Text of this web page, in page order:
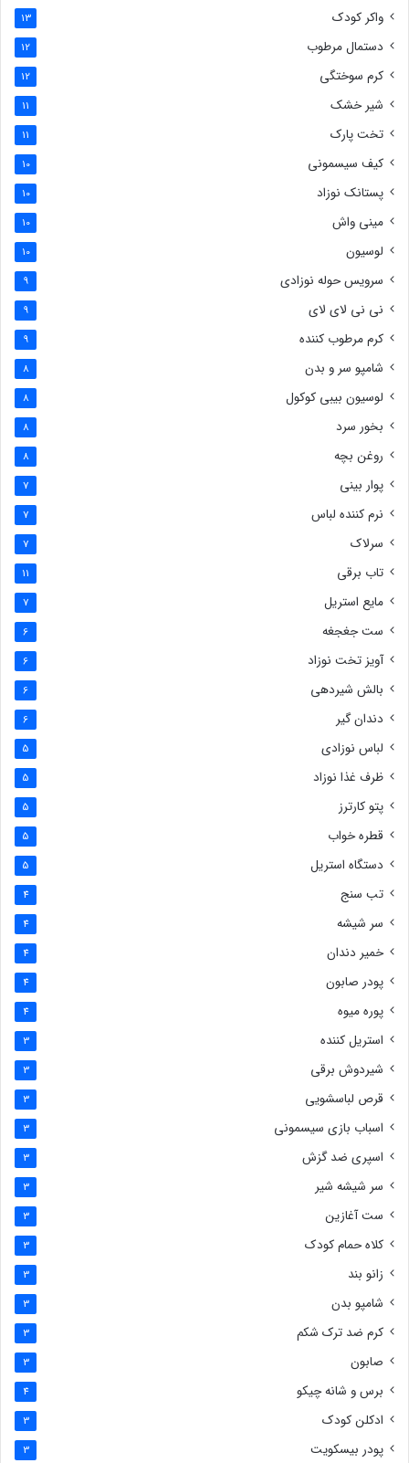
واکر کودک 13
دستمال مرطوب 12
کرم سوختگی 12
شیر خشک 11
تخت پارک 11
کیف سیسمونی 10
پستانک نوزاد 10
مینی واش 10
لوسیون 10
سرویس حوله نوزادی 9
نی نی لای لای 9
کرم مرطوب کننده 9
شامپو سر و بدن 8
لوسیون بیبی کوکول 8
بخور سرد 8
روغن بچه 8
پوار بینی 7
نرم کننده لباس 7
سرلاک 7
تاب برقی 11
مایع استریل 7
ست جغجغه 6
آویز تخت نوزاد 6
بالش شیردهی 6
دندان گیر 6
لباس نوزادی 5
ظرف غذا نوزاد 5
پتو کارترز 5
قطره خواب 5
دستگاه استریل 5
تب سنج 4
سر شیشه 4
خمیر دندان 4
پودر صابون 4
پوره میوه 4
استریل کننده 3
شیردوش برقی 3
قرص لباسشویی 3
اسباب بازی سیسمونی 3
اسپری ضد گزش 3
سر شیشه شیر 3
ست آغازین 3
کلاه حمام کودک 3
زانو بند 3
شامپو بدن 3
کرم ضد ترک شکم 3
صابون 3
برس و شانه چیکو 4
ادکلن کودک 3
پودر بیسکویت 3